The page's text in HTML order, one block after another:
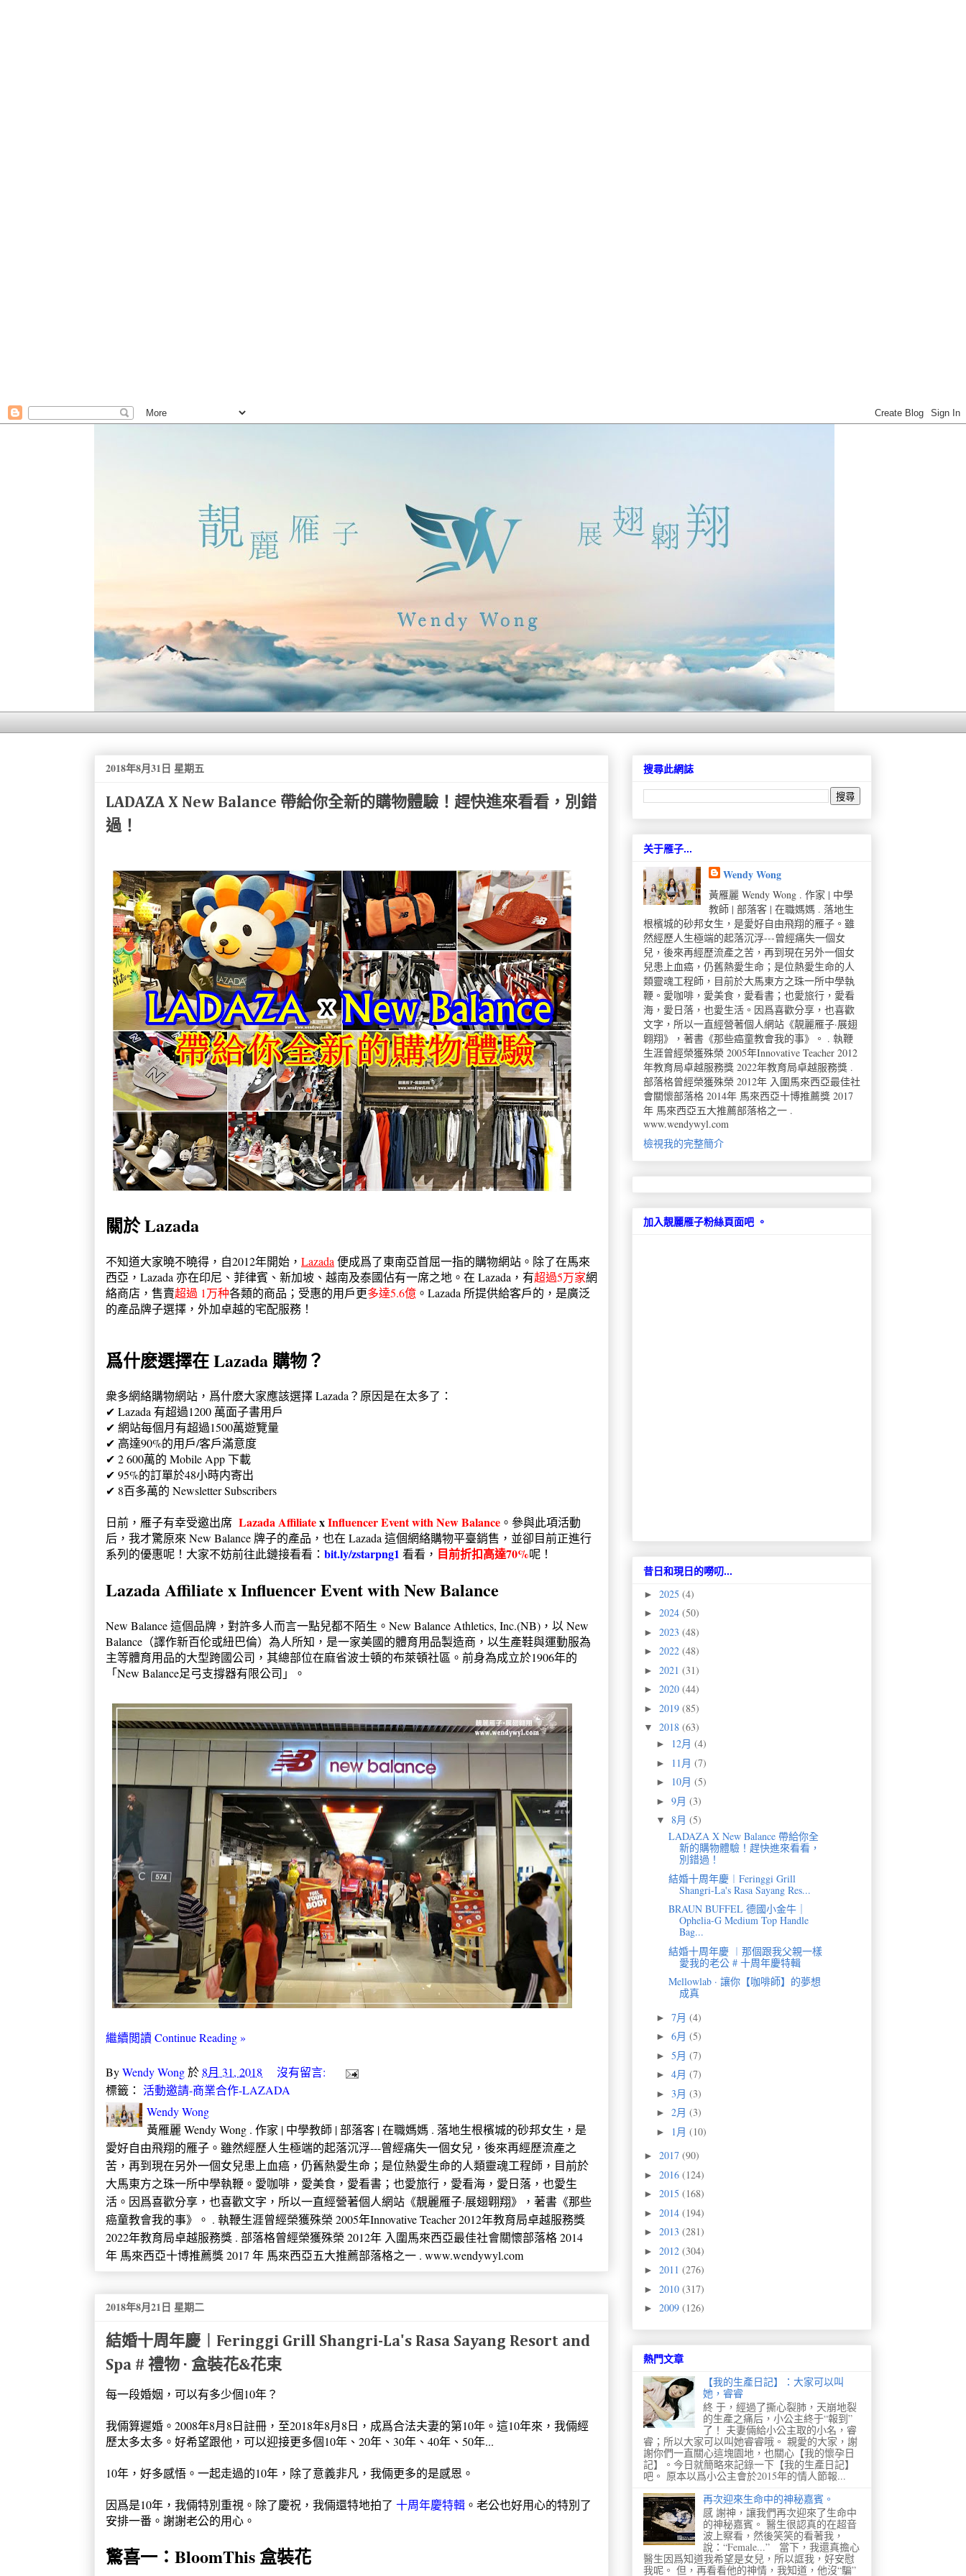
2018年8月31日 星期五
LADAZA X New Balance 帶給你全新的購物體驗！趕快進來看看，別錯
過！
關於 Lazada
不知道大家曉不曉得，自2012年開始， Lazada 便成爲了東南亞首屈一指的購物網站。除了在馬來
西亞，Lazada 亦在印尼、菲律賓、新加坡、越南及泰國佔有一席之地。在 Lazada，有超過5万家網
絡商店，售賣超過 1万种各類的商品；受惠的用戶更多達5.6億 。Lazada 所提供給客戶的，是廣泛
的產品牌子選擇，外加卓越的宅配服務！
爲什麽選擇在 Lazada 購物？
衆多網絡購物網站，爲什麽大家應該選擇 Lazada？原因是在太多了：
✔ Lazada 有超過1200 萬面子書用戶
✔ 網站每個月有超過1500萬遊覽量
✔ 高達90%的用戶/客戶滿意度
✔ 2 600萬的 Mobile App 下載
✔ 95%的訂單於48小時内寄出
✔ 8百多萬的 Newsletter Subscribers
日前，雁子有幸受邀出席 Lazada AffiliatexInfluencer Event with New Balance 。參與此項活動
后，我才驚原來 New Balance 牌子的產品，也在 Lazada 這個網絡購物平臺銷售，並卻目前正進行
系列的優惠呢！大家不妨前往此鏈接看看： bit.ly/zstarpng1 看看， 目前折扣高達70%呢！
Lazada Affiliate x Influencer Event with New Balance
New Balance 這個品牌，對許多人而言一點兒都不陌生。 New Balance Athletics, Inc.(NB)，以 New
Balance（譯作新百伦或紐巴倫）為人所知，是一家美國的體育用品製造商，以生產鞋與運動服為
主等體育用品的大型跨國公司，其總部位在麻省波士頓的布萊頓社區。前身為成立於1906年的
「New Balance足弓支撐器有限公司」。
繼續閲讀 Continue Reading »
ByWendy Wong於 8月 31, 2018
沒有留言:
標籤： 活動邀請-商業合作-LAZADA
Wendy Wong
黃雁麗 Wendy Wong . 作家 | 中學教師 | 部落客 | 在職媽媽 . 落地生根檳城的砂邦女生，是
愛好自由飛翔的雁子。雖然經歷人生極端的起落沉浮---曾經痛失一個女兒，後來再經歷流產之
苦，再到現在另外一個女兒患上血癌，仍舊熱愛生命；是位熱愛生命的人類靈魂工程師，目前於
大馬東方之珠一所中學執鞭。愛咖啡，愛美食，愛看書；也愛旅行，愛看海，愛日落，也愛生
活。因爲喜歡分享，也喜歡文字，所以一直經營著個人網站《靚麗雁子·展翅翺翔》，著書《那些
癌童教會我的事》。 . 執鞭生涯曾經榮獲殊榮 2005年Innovative Teacher 2012年教育局卓越服務獎
2022年教育局卓越服務獎 . 部落格曾經榮獲殊榮 2012年 入圍馬來西亞最佳社會關懷部落格 2014
年 馬來西亞十博推薦獎 2017 年 馬來西亞五大推薦部落格之一 . www.wendywyl.com
2018年8月21日 星期二
結婚十周年慶︱Feringgi Grill Shangri-La's Rasa Sayang Resort and
Spa # 禮物 · 盒裝花&花束
每一段婚姻，可以有多少個10年？
我倆算遲婚。2008年8月8日註冊，至2018年8月8日，成爲合法夫妻的第10年。這10年來，我倆經
歷太多太多。好希望跟他，可以迎接更多個10年、20年、30年、40年、50年...
10年，好多感悟。一起走過的10年，除了意義非凡，我倆更多的是感恩。
因爲是10年，我倆特別重視。除了慶祝，我倆還特地拍了 十周年慶特輯 。老公也好用心的特別了
安排一番。謝謝老公的用心。
驚喜一： BloomThis 盒裝花
搜尋此網誌
关于雁子...
Wendy Wong
黃雁麗 Wendy Wong . 作家 | 中學
教師 | 部落客 | 在職媽媽 . 落地生
根檳城的砂邦女生，是愛好自由飛翔的雁子。雖
然經歷人生極端的起落沉浮---曾經痛失一個女
兒，後來再經歷流產之苦，再到現在另外一個女
兒患上血癌，仍舊熱愛生命；是位熱愛生命的人
類靈魂工程師，目前於大馬東方之珠一所中學執
鞭。愛咖啡，愛美食，愛看書；也愛旅行，愛看
海，愛日落，也愛生活。因爲喜歡分享，也喜歡
文字，所以一直經營著個人網站《靚麗雁子·展翅
翺翔》，著書《那些癌童教會我的事》。 . 執鞭
生涯曾經榮獲殊榮 2005年Innovative Teacher 2012
年教育局卓越服務獎 2022年教育局卓越服務獎 .
部落格曾經榮獲殊榮 2012年 入圍馬來西亞最佳社
會關懷部落格 2014年 馬來西亞十博推薦獎 2017
年 馬來西亞五大推薦部落格之一 .
www.wendywyl.com
檢視我的完整簡介
加入靚麗雁子粉絲頁面吧 。
昔日和現日的嘮叨...
► 2025 (4)
► 2024 (50)
► 2023 (48)
► 2022 (48)
► 2021 (31)
► 2020 (44)
► 2019 (85)
▼ 2018 (63)
► 12月 (4)
► 11月 (7)
► 10月 (5)
► 9月 (3)
▼ 8月 (5)
LADAZA X New Balance 帶給你全
新的購物體驗！趕快進來看看，
別錯過！
結婚十周年慶︱Feringgi Grill
Shangri-La's Rasa Sayang Res...
BRAUN BUFFEL 德國小金牛｜
Ophelia-G Medium Top Handle
Bag...
結婚十周年慶 ︱那個跟我父親一樣
愛我的老公 # 十周年慶特輯
Mellowlab · 讓你【咖啡師】的夢想
成真
► 7月 (4)
► 6月 (5)
► 5月 (7)
► 4月 (7)
► 3月 (3)
► 2月 (3)
► 1月 (10)
► 2017 (90)
► 2016 (124)
► 2015 (168)
► 2014 (194)
► 2013 (281)
► 2012 (304)
► 2011 (276)
► 2010 (317)
► 2009 (126)
熱門文章
【我的生產日記】：大家可以叫
她，睿睿
終 于，經過了撕心裂肺，天崩地裂
的生產之痛后，小公主終于“報到”
了！ 夫妻倆給小公主取的小名，睿
睿；所以大家可以叫她睿睿哦。 親愛的大家，謝
謝你們一直關心這塊園地，也關心【我的懷孕日
記】。今日就簡略來記錄一下【我的生產日記】
吧。 原本以爲小公主會於2015年的情人節報...
再次迎來生命中的神秘嘉賓。
感 謝神，讓我們再次迎來了生命中
的神秘嘉賓。 醫生很認真的在超音
波上察看，然後笑笑的看著我，
說：“Female...” 當下，我還真擔心
醫生因爲知道我希望是女兒，所以誆我，好安慰
我呢。 但，再看看他的神情，我知道，他沒“騙”